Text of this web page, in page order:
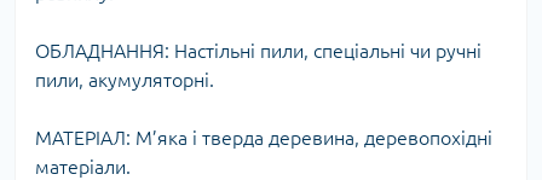
ОБЛАДНАННЯ: Настільні пили, спеціальні чи ручні
пили, акумуляторні.
МАТЕРІАЛ: М’яка і тверда деревина, деревопохідні
матеріали.